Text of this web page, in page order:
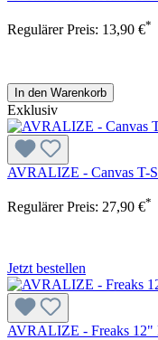
Regulärer Preis: 13,90 €*
In den Warenkorb
Exklusiv
AVRALIZE - Canvas T-
Regulärer Preis: 27,90 €*
Jetzt bestellen
AVRALIZE - Freaks